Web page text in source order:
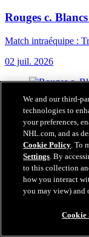
Rouges c.
Match intraéquipe :
02 juil. 2026
We and our third-
technologies to
your preferences,
NHL.com, and as
Cookie Policy. To
Settings. By
to this collection
how you interact
you may view) and
Cookie